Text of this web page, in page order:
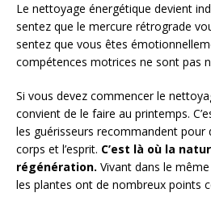
Le nettoyage énergétique devient
sentez que le mercure rétrograde
sentez que vous êtes
compétences motrices ne sont pas
Si vous devez commencer le
convient de le faire au printemps.
les guérisseurs recommandent pour
corps et l’esprit. C’est là où la
régénération. Vivant dans le
les plantes ont de nombreux points